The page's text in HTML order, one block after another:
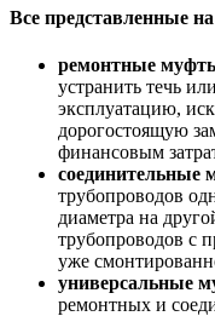
Все представленные
ремонтные
устранить течь
эксплуатацию,
дорогостоящую
финансовым
соединительные
трубопроводов
диаметра на
трубопроводов с
уже
универсальные
ремонтных и